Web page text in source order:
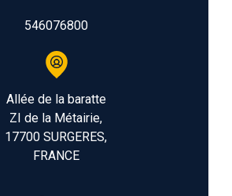
546076800
Allée de la baratte
ZI de la Métairie,
17700 SURGERES,
FRANCE